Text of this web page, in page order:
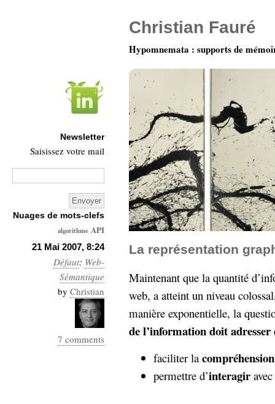
21 Mai 2007, 8:24
Défaut: Web-
Sémantique
by Christian
7 comments
La représentation
Maintenant que la quantité
web, a atteint un niveau
manière exponentielle, la
de l’information doit adresser
faciliter la compréhension
permettre d’interagir
Christian Fauré
Hypomnemata : supports de
Newsletter
Saisissez votre mail
Nuages de mots-clefs
algorithme API
Architecture
Ars-
Industrialis
business_model
cinéma
Cloud